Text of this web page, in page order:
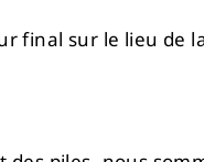
final sur le lieu de